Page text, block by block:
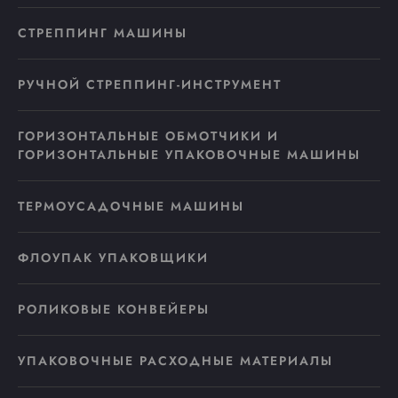
СТРЕППИНГ МАШИНЫ
РУЧНОЙ СТРЕППИНГ-ИНСТРУМЕНТ
ГОРИЗОНТАЛЬНЫЕ ОБМОТЧИКИ И
ГОРИЗОНТАЛЬНЫЕ УПАКОВОЧНЫЕ МАШИНЫ
ТЕРМОУСАДОЧНЫЕ МАШИНЫ
ФЛОУПАК УПАКОВЩИКИ
РОЛИКОВЫЕ КОНВЕЙЕРЫ
УПАКОВОЧНЫЕ РАСХОДНЫЕ МАТЕРИАЛЫ